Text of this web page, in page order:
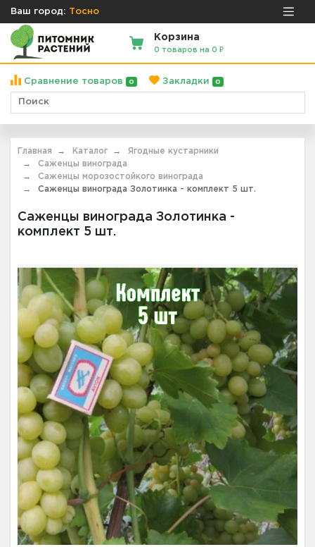
Ваш город: Тосно
Корзина
0 товаров на 0 ₽
Сравнение товаров 0 Закладки 0
Главная Каталог
Ягодные кустарники
Саженцы винограда
Саженцы морозостойкого винограда
Саженцы винограда Золотинка - комплект 5 шт.
Саженцы винограда Золотинка -
комплект 5 шт.